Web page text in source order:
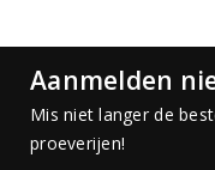
Aanmelden
Mis niet langer de
proeverijen!